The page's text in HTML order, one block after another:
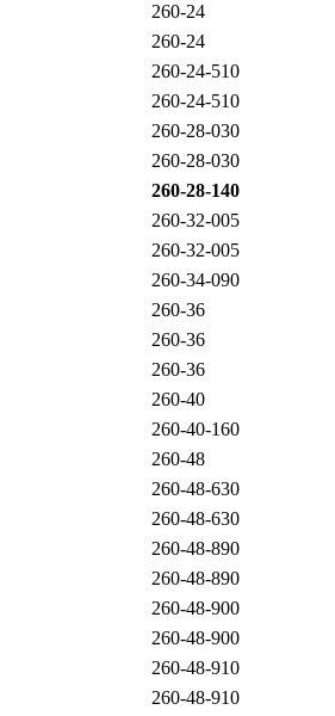
260-24
260-24
260-24-510
260-24-510
260-28-030
260-28-030
260-28-140
260-32-005
260-32-005
260-34-090
260-36
260-36
260-36
260-40
260-40-160
260-48
260-48-630
260-48-630
260-48-890
260-48-890
260-48-900
260-48-900
260-48-910
260-48-910